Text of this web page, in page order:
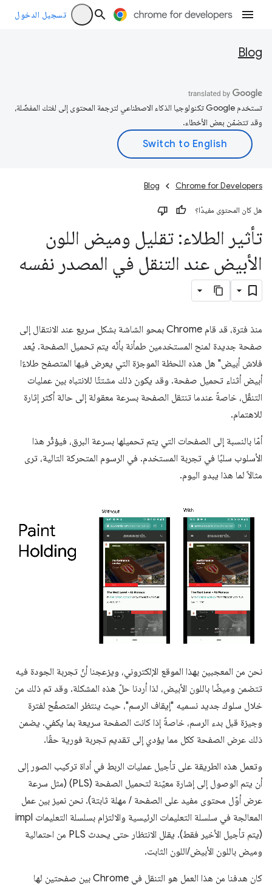
تسجيل الدخول
Blog
تستخدم Google تكنولوجيا الذكاء الاصطناعي لترجمة المحتوى إلى لغتك المفضّلة،
وقد تتضمّن بعض الأخطاء.
Chrome for Developers
Blog
هل كان المحتوى مفيدًا؟
تأثير الطلاء: تقليل وميض اللون
الأبيض عند التنقل في المصدر نفسه
منذ فترة، قد قام Chrome بمحو الشاشة بشكل سريع عند الانتقال إلى
صفحة جديدة لمنح المستخدمين طمأنة بأنّه يتم تحميل الصفحة. يُعد
فلاش أبيض" هل هذه اللحظة الموجزة التي يعرض فيها المتصفح طلاءًا
أبيض أثناء تحميل صفحة. وقد يكون ذلك مشتتًا للانتباه بين عمليات
التنقّل، خاصةً عندما تنتقل الصفحة بسرعة معقولة إلى حالة أكثر إثارة
للاهتمام.
أمّا بالنسبة إلى الصفحات التي يتم تحميلها بسرعة البرق، فيؤثّر هذا
الأسلوب سلبًا في تجربة المستخدم. في الرسوم المتحركة التالية، ترى
مثالاً لما هذا يبدو اليوم.
نحن من المعجبين بهذا الموقع الإلكتروني، ويزعجنا أنّ تجربة الجودة فيه
تتضمن وميضًا باللون الأبيض، لذا أردنا حلّ هذه المشكلة. وقد تم ذلك من
خلال سلوك جديد نسميه "إيقاف الرسم"، حيث ينتظر المتصفّح لفترة
وجيزة قبل بدء الرسم، خاصةً إذا كانت الصفحة سريعة بما يكفي. يضمن
ذلك عرض الصفحة ككل مما يؤدي إلى تقديم تجربة فورية حقًا.
وتعمل هذه الطريقة على تأجيل عمليات الربط في أداة تركيب الصور إلى
أن يتم الوصول إلى إشارة معيّنة لتحميل الصفحة (PLS) (مثل سرعة
عرض أوّل محتوى مفيد على الصفحة / مهلة ثابتة). نحن نميز بين عمل
المعالجة في سلسلة التعليمات الرئيسية والالتزام بسلسلة التعليمات impl
(يتم تأجيل الأخير فقط). يقلل الانتظار حتى يحدث PLS من احتمالية
وميض باللون الأبيض/اللون الثابت.
كان هدفنا من هذا العمل هو التنقل في Chrome بين صفحتين لها